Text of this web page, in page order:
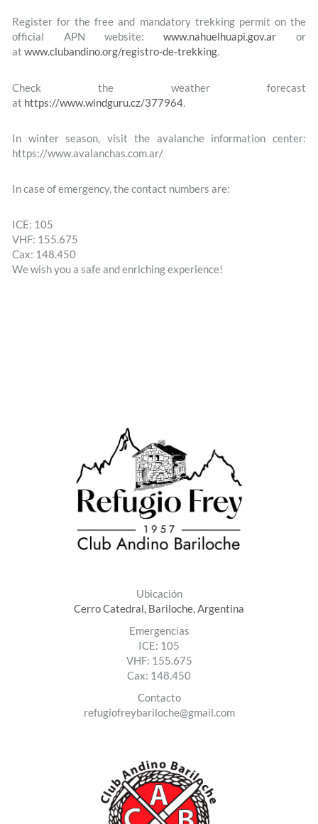
Register for the free and mandatory trekking permit on the
official APN website:www.nahuelhuapi.gov.ar or
atwww.clubandino.org/registro-de-trekking.
Check the weather forecast
at https://www.windguru.cz/377964.
In winter season, visit the avalanche information center:
https://www.avalanchas.com.ar/
In case of emergency, the contact numbers are:
ICE: 105
VHF: 155.675
Cax: 148.450
We wish you a safe and enriching experience!
Ubicación
Cerro Catedral, Bariloche, Argentina
Emergencias
ICE: 105
VHF: 155.675
Cax: 148.450
Contact​o
refugiofreybariloche@gmail.com